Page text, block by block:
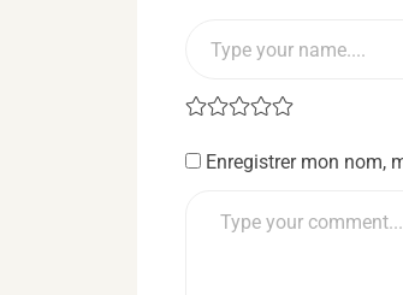
Enregistrer mon nom,